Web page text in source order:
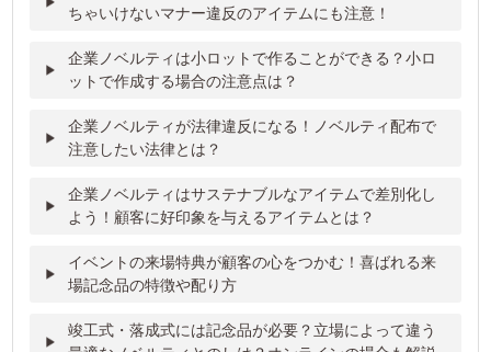
ちゃいけないマナー違反のアイテムにも注意！
企業ノベルティは小ロットで作ることができる？小ロ
ットで作成する場合の注意点は？
企業ノベルティが法律違反になる！ノベルティ配布で
注意したい法律とは？
企業ノベルティはサステナブルなアイテムで差別化し
よう！顧客に好印象を与えるアイテムとは？
イベントの来場特典が顧客の心をつかむ！喜ばれる来
場記念品の特徴や配り方
竣工式・落成式には記念品が必要？立場によって違う